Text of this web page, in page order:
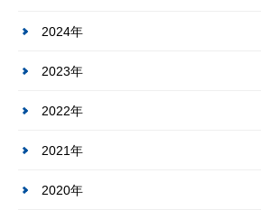
2024年
2023年
2022年
2021年
2020年